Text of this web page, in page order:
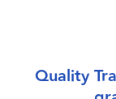
Quality